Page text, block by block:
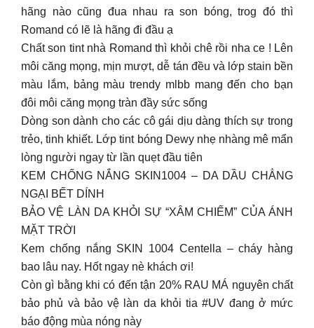
hãng nào cũng đua nhau ra son bóng, trog đó thì
Romand có lẽ là hãng đi đầu ạ
Chất son tint nhà Romand thì khỏi chê rồi nha ce ! Lên
môi căng mọng, mịn mượt, dễ tán đều và lớp stain bền
màu lắm, bảng màu trendy mlbb mang đến cho bạn
đôi môi căng mọng tràn đầy sức sống
Dòng son dành cho các cô gái dịu dàng thích sự trong
trẻo, tinh khiết. Lớp tint bóng Dewy nhẹ nhàng mê mẩn
lòng người ngay từ lần quẹt đầu tiên
KEM CHỐNG NẮNG SKIN1004 – DA DẦU CHẲNG
NGẠI BẾT DÍNH
BẢO VỆ LÀN DA KHỎI SỰ “XÂM CHIẾM” CỦA ÁNH
MẶT TRỜI
Kem chống nắng SKIN 1004 Centella – cháy hàng
bao lâu nay. Hốt ngay nè khách ơi!
Còn gì bằng khi có đến tận 20% RAU MÁ nguyên chất
bảo phủ và bảo vệ làn da khỏi tia #UV đang ở mức
báo động mùa nóng này